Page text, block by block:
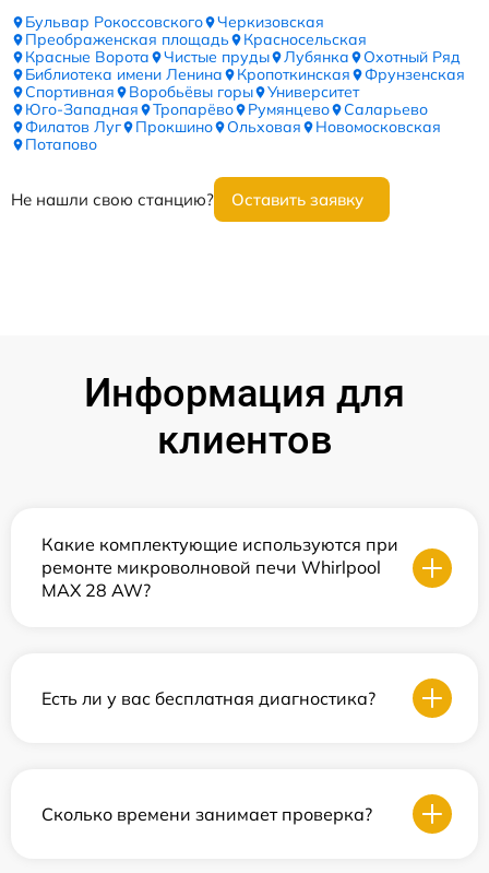
Бульвар Рокоссовского
Черкизовская
Преображенская площадь
Красносельская
Красные Ворота
Чистые пруды Лубянка
Охотный Ряд
Библиотека имени Ленина
Кропоткинская
Фрунзенская
Спортивная
Воробьёвы горы
Университет
Юго-Западная
Тропарёво Румянцево
Саларьево
Филатов Луг
Прокшино Ольховая
Новомосковская
Потапово
Не нашли свою станцию? Оставить заявку
Информация для
клиентов
Какие комплектующие используются при
ремонте микроволновой печи Whirlpool
MAX 28 AW?
Есть ли у вас бесплатная диагностика?
Сколько времени занимает проверка?